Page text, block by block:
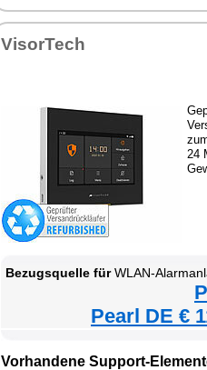
VisorTech
24
Bezugsquelle fürWLAN-Alarmanlage mit
Pearl DE €
Vorhandene Support-